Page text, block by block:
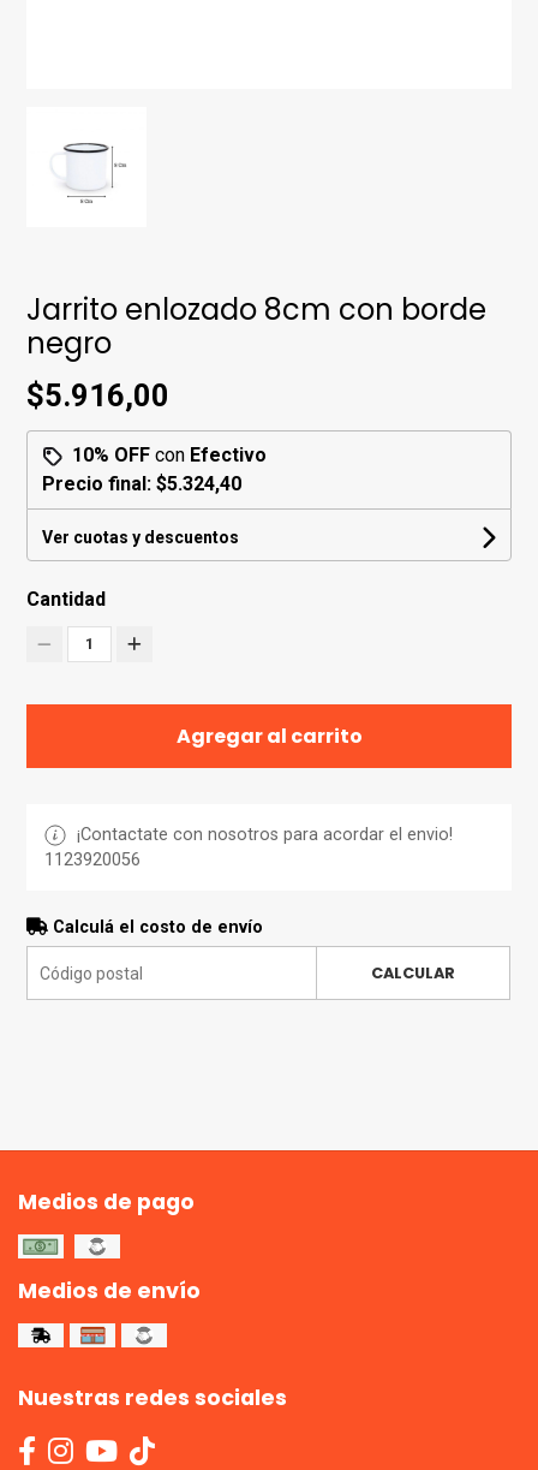
Jarrito enlozado 8cm con borde
negro
$5.916,00
10% OFF con Efectivo
Precio final:$5.324,40
Ver cuotas y descuentos
Cantidad
1
Agregar al carrito
¡Contactate con nosotros para acordar el envio!
1123920056
Calculá el costo de envío
CALCULAR
Medios de pago
Medios de envío
Nuestras redes sociales